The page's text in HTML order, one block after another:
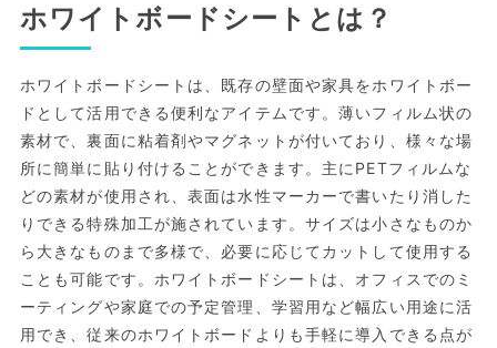
ホワイトボードシートとは？
ホワイトボードシートは、既存の壁面や家具をホワイトボー
ドとして活用できる便利なアイテムです。薄いフィルム状の
素材で、裏面に粘着剤やマグネットが付いており、様々な場
所に簡単に貼り付けることができます。主にPETフィルムな
どの素材が使用され、表面は水性マーカーで書いたり消した
りできる特殊加工が施されています。サイズは小さなものか
ら大きなものまで多様で、必要に応じてカットして使用する
ことも可能です。ホワイトボードシートは、オフィスでのミ
ーティングや家庭での予定管理、学習用など幅広い用途に活
用でき、従来のホワイトボードよりも手軽に導入できる点が